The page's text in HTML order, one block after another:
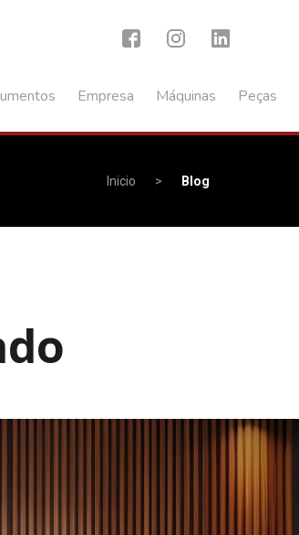
Empresa Máquinas Peças
Inicio > Blog